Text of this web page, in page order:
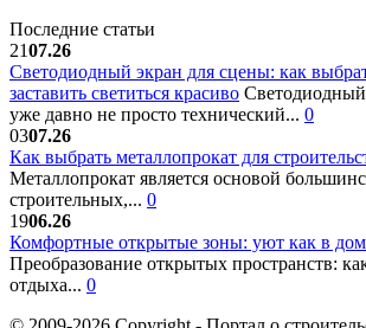
Последние статьи
2107.26
Светодиодный экран для сцены: как
заставить светиться красиво
уже давно не просто технический... 0
0307.26
Как выбрать металлопрокат для
Металлопрокат является основой
строительных,... 0
1906.26
Комфортные открытые зоны: уют как в
Преобразование открытых пространств:
отдыха... 0